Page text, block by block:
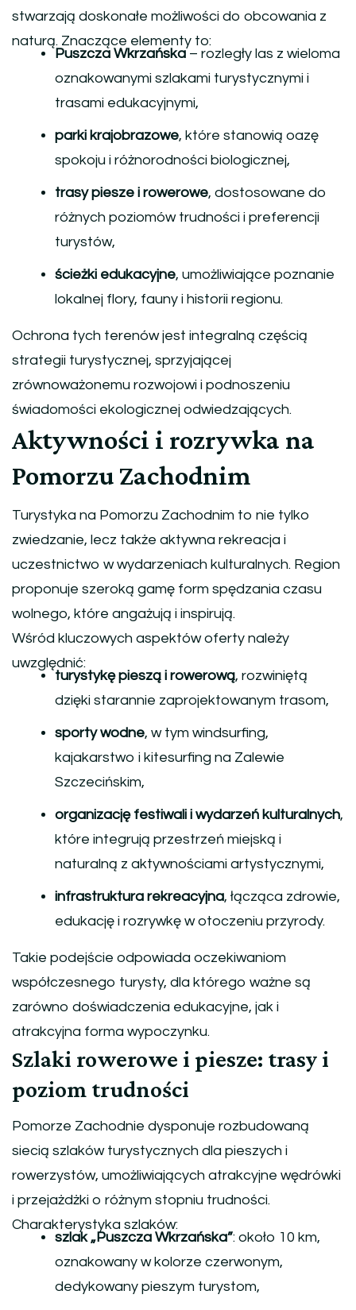
stwarzają doskonałe możliwości do obcowania z
naturą. Znaczące elementy to:
Puszcza Wkrzańska– rozległy las z wieloma
oznakowanymi szlakami turystycznymi i
trasami edukacyjnymi,
parki krajobrazowe, które stanowią oazę
spokoju i różnorodności biologicznej,
trasy piesze i rowerowe, dostosowane do
różnych poziomów trudności i preferencji
turystów,
ścieżki edukacyjne, umożliwiające poznanie
lokalnej flory, fauny i historii regionu.
Ochrona tych terenów jest integralną częścią
strategii turystycznej, sprzyjającej
zrównoważonemu rozwojowi i podnoszeniu
świadomości ekologicznej odwiedzających.
Aktywności i rozrywka na
Pomorzu Zachodnim
Turystyka na Pomorzu Zachodnim to nie tylko
zwiedzanie, lecz także aktywna rekreacja i
uczestnictwo w wydarzeniach kulturalnych. Region
proponuje szeroką gamę form spędzania czasu
wolnego, które angażują i inspirują.
Wśród kluczowych aspektów oferty należy
uwzględnić:
turystykę pieszą i rowerową, rozwiniętą
dzięki starannie zaprojektowanym trasom,
sporty wodne, w tym windsurfing,
kajakarstwo i kitesurfing na Zalewie
Szczecińskim,
organizację festiwali i wydarzeń kulturalnych,
które integrują przestrzeń miejską i
naturalną z aktywnościami artystycznymi,
infrastruktura rekreacyjna, łącząca zdrowie,
edukację i rozrywkę w otoczeniu przyrody.
Takie podejście odpowiada oczekiwaniom
współczesnego turysty, dla którego ważne są
zarówno doświadczenia edukacyjne, jak i
atrakcyjna forma wypoczynku.
Szlaki rowerowe i piesze: trasy i
poziom trudności
Pomorze Zachodnie dysponuje rozbudowaną
siecią szlaków turystycznych dla pieszych i
rowerzystów, umożliwiających atrakcyjne wędrówki
i przejażdżki o różnym stopniu trudności.
Charakterystyka szlaków:
szlak „Puszcza Wkrzańska”: około 10 km,
oznakowany w kolorze czerwonym,
dedykowany pieszym turystom,